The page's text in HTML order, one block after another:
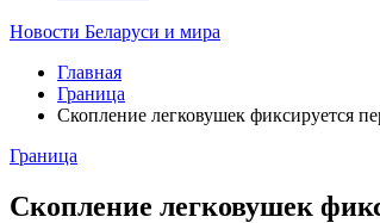
Новости Беларуси и мира
Главная
Граница
Скопление легковушек фиксируется
Граница
Скопление легковушек